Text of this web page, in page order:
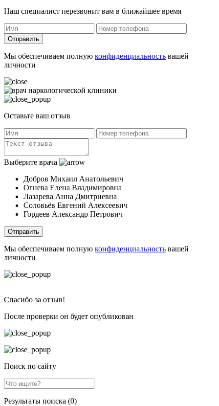
Наш специалист перезвонит вам в ближайшее время
Отправить
Мы обеспечиваем полную конфиденциальность вашей
личности
Оставьте ваш отзыв
Выберите врача
Добров Михаил Анатольевич
Огнева Елена Владимировна
Лазарева Анна Дмитриевна
Соловьёв Евгений Алексеевич
Гордеев Александр Петрович
Отправить
Мы обеспечиваем полную конфиденциальность вашей
личности
Спасибо за отзыв!
После проверки он будет опубликован
Поиск по сайту
Результаты поиска (0)